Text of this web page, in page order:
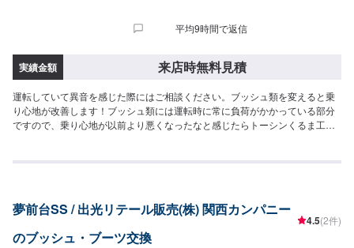
平均9時間で返信
実績金額 来店時無料見積
運転していて異音を感じた際にはご相談ください。ブッシュ類を変えると乗
り心地が改善します！ブッシュ類には運転時に常に負荷がかかっている部分
ですので、乗り心地が以前より悪くなったなと感じたらトーシンくるま工房
夢前台SS / 出光リテール販売(株) 関西カンパニー
のブッシュ・ブーツ交換
4.5(2件)